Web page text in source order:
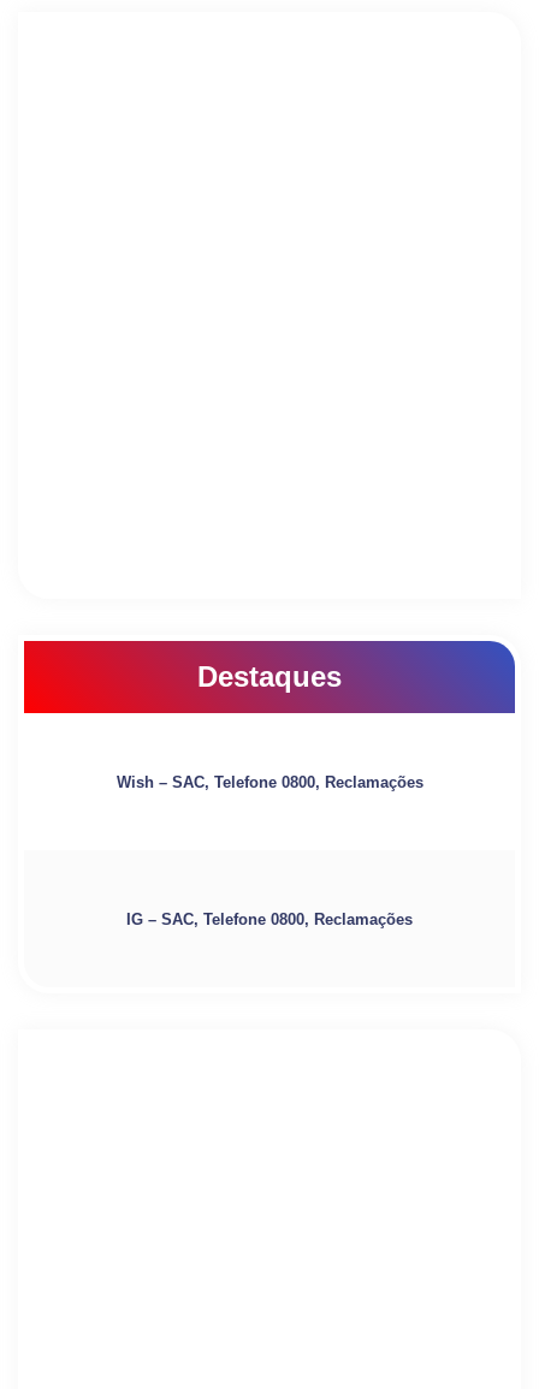
Destaques
Wish – SAC, Telefone 0800, Reclamações
IG – SAC, Telefone 0800, Reclamações